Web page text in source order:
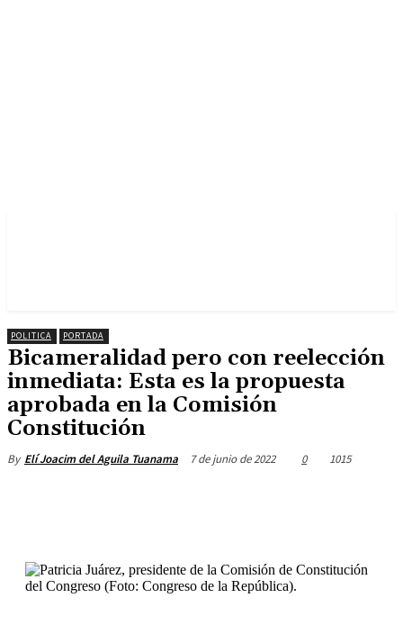
POLITICA PORTADA
Bicameralidad pero con reelección
inmediata: Esta es la propuesta
aprobada en la Comisión
Constitución
By Elí Joacim del Aguila Tuanama 7 de junio de 2022 0 1015